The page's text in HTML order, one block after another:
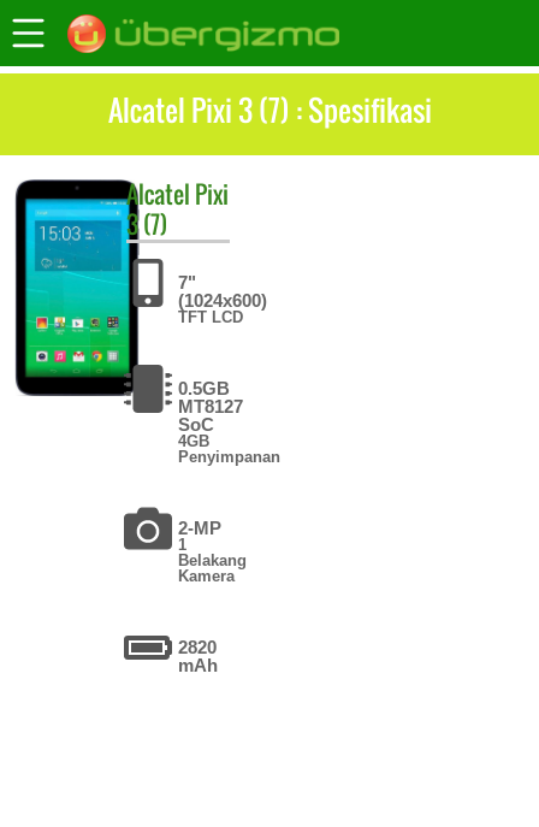
Alcatel Pixi 3 (7) : Spesifikasi
Alcatel Pixi
3 (7)
7"
(1024x600)
TFT LCD
0.5GB
MT8127
SoC
4GB
Penyimpanan
2-MP
1
Belakang
Kamera
2820
mAh